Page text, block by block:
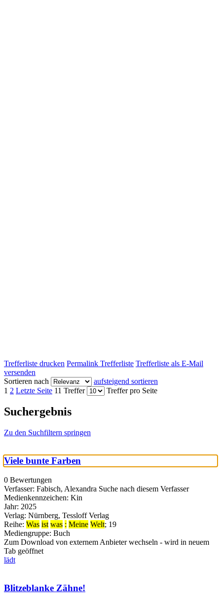
Trefferliste drucken Permalink Trefferliste Trefferliste als E-Mail
versenden
Sortieren nach
aufsteigend sortieren
1 2 Letzte Seite 11 Treffer Treffer pro Seite
Suchergebnis
Zu den Suchfiltern springen
Viele bunte Farben
0 Bewertungen
Verfasser: Fabisch, Alexandra Suche nach diesem Verfasser
Medienkennzeichen: Kin
Jahr: 2025
Verlag: Nürnberg, Tessloff Verlag
Reihe: Was ist was : Meine Welt; 19
Mediengruppe: Buch
Zum Download von externem Anbieter wechseln - wird in neuem
Tab geöffnet
lädt
Blitzeblanke Zähne!